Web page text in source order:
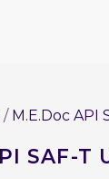
M.E.Doc API
SAF-T